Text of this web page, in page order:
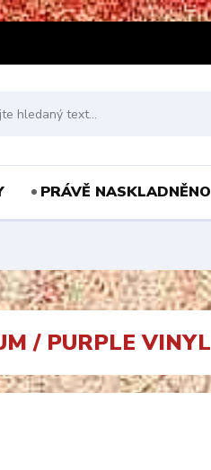
PRÁVĚ NASKLADNĚNO
/ PURPLE VINYL